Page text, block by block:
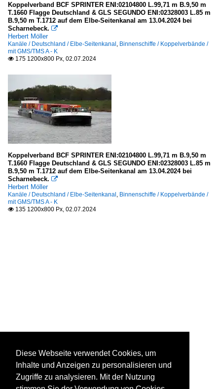
Koppelverband BCF SPRINTER ENI:02104800 L.99,71 m B.9,50 m
T.1660 Flagge Deutschland & GLS SEGUNDO ENI:02328003 L.85 m
B.9,50 m T.1712 auf dem Elbe-Seitenkanal am 13.04.2024 bei
Scharnebeck. 
Herbert Möller
Kanäle / Deutschland / Elbe-Seitenkanal, Binnenschiffe / Koppelverbände /
mit GMS/TMS A - K
 175 1200x800 Px, 02.07.2024
Koppelverband BCF SPRINTER ENI:02104800 L.99,71 m B.9,50 m
T.1660 Flagge Deutschland & GLS SEGUNDO ENI:02328003 L.85 m
B.9,50 m T.1712 auf dem Elbe-Seitenkanal am 13.04.2024 bei
Scharnebeck. 
Herbert Möller
Kanäle / Deutschland / Elbe-Seitenkanal, Binnenschiffe / Koppelverbände /
mit GMS/TMS A - K
 135 1200x800 Px, 02.07.2024
Diese Webseite verwendet Cookies, um
Inhalte und Anzeigen zu personalisieren und
Zugriffe zu analysieren. Mit der Nutzung